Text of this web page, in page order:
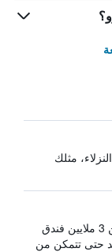
مثلك
يبحث HotelsCombined في أكثر من 3 ملايين فندق
حتى تتمكن من